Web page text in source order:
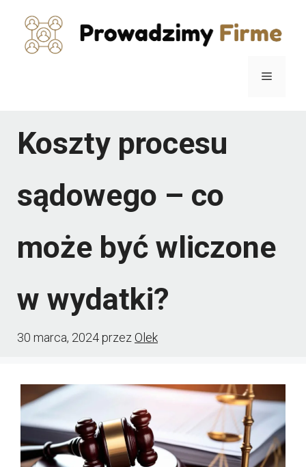
Menu
Koszty procesu
sądowego – co
może być wliczone
w wydatki?
30 marca, 2024przez Olek